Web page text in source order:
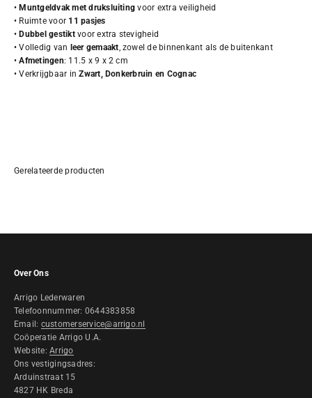
• Muntgeldvak met druksluiting voor extra veiligheid
• Ruimte voor 11 pasjes
• Dubbel gestiktvoor extra stevigheid
• Volledig van leer gemaakt, zowel de binnenkant als de buitenkant
•Afmetingen: 11.5 x 9 x 2 cm
• Verkrijgbaar inZwart, Donkerbruin en Cognac
Over Ons
Arrigo Lederwaren
Telefoonnummer: 0644383858
Email: customerservice@arrigo.nl
Coöperatie Arrigo U.A.
Website:Arrigo
Ons vestigingsadres:
Arduinstraat 15
4827 HK Breda